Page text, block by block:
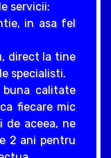
servicii:
in asa fel
direct la tine
specialisti.
buna calitate
fiecare mic
de aceea, ne
2 ani pentru